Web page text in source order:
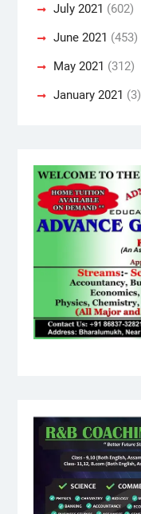
July 2021 (602)
June 2021 (453)
May 2021 (312)
January 2021 (3)